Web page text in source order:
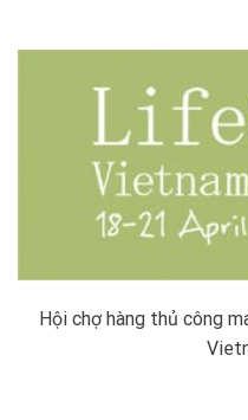
Hội chợ hàng thủ công